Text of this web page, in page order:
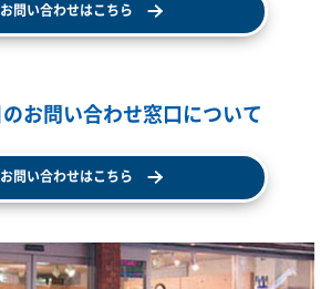
お問い合わせはこちら
お問い合わせ窓口について
お問い合わせはこちら